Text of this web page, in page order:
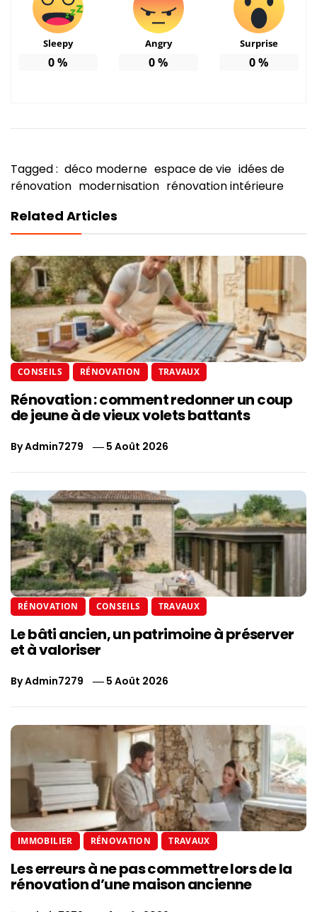
Sleepy
0%
Angry
0%
Surprise
0%
Tagged : déco moderne espace de vie idées de
rénovation modernisation rénovation intérieure
Related Articles
CONSEILS RÉNOVATION TRAVAUX
Rénovation : comment redonner un coup
de jeune à de vieux volets battants
ByAdmin7279 5 Août 2026
RÉNOVATION CONSEILS TRAVAUX
Le bâti ancien, un patrimoine à préserver
et à valoriser
ByAdmin7279 5 Août 2026
IMMOBILIER RÉNOVATION TRAVAUX
Les erreurs à ne pas commettre lors de la
rénovation d’une maison ancienne